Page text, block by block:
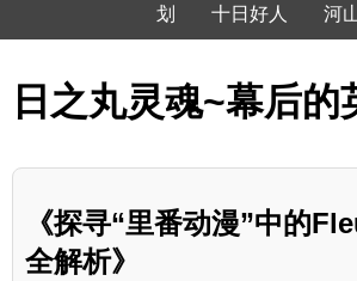
划
十日好人 河
日之丸灵魂~幕后的
《探寻“里番动漫”中的
全解析》